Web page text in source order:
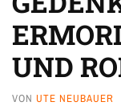
UND
VON UTE NEUBAUER